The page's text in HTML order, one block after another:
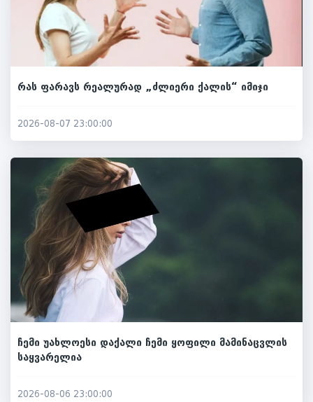
რას ფარავს რეალურად „ძლიერი ქალის“ იმიჯი
2026-08-07 23:00:00
ჩემი უახლოესი დაქალი ჩემი ყოფილი მამინაცვლის
საყვარელია
2026-08-06 23:00:00